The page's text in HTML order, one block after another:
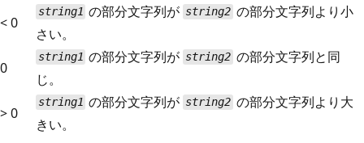
< 0
string1 の部分文字列が string2 の部分文字列より小
さい。
0
string1 の部分文字列が string2 の部分文字列と同
じ。
> 0
string1 の部分文字列が string2 の部分文字列より大
きい。